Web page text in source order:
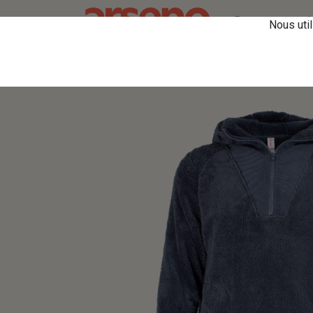
Retourner vers
Nous